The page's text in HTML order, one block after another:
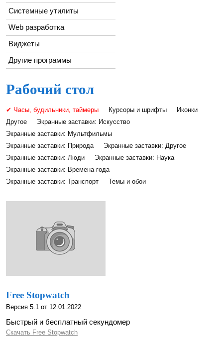
Системные утилиты
Web разработка
Виджеты
Другие программы
Рабочий стол
✔ Часы, будильники, таймеры Курсоры и шрифты
Иконки
Другое
Экранные заставки: Искусство
Экранные заставки: Мультфильмы
Экранные заставки: Природа
Экранные заставки: Другое
Экранные заставки: Люди
Экранные заставки: Наука
Экранные заставки: Времена года
Экранные заставки: Транспорт
Темы и обои
Free Stopwatch
Версия 5.1 от 12.01.2022
Быстрый и бесплатный секундомер
Скачать Free Stopwatch